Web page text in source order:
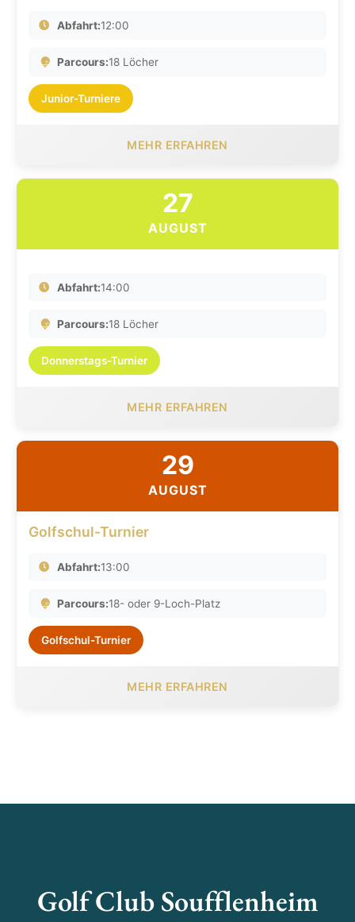
Abfahrt:12:00
Parcours:18 Löcher
Junior-Turniere
MEHR ERFAHREN
27
AUGUST
Abfahrt:14:00
Parcours:18 Löcher
Donnerstags-Turnier
MEHR ERFAHREN
29
AUGUST
Golfschul-Turnier
Abfahrt:13:00
Parcours:18- oder 9-Loch-Platz
Golfschul-Turnier
MEHR ERFAHREN
Golf Club Soufflenheim